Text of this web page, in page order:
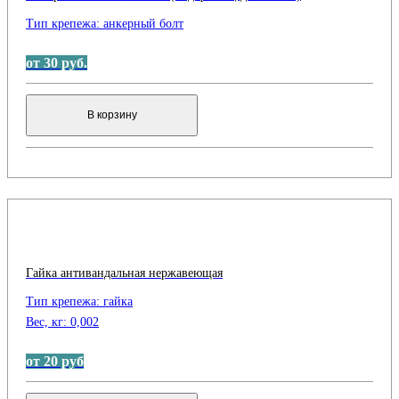
Тип крепежа: анкерный болт
от 30 руб.
В корзину
Гайка антивандальная нержавеющая
Тип крепежа: гайка
Вес, кг: 0,002
от 20 руб